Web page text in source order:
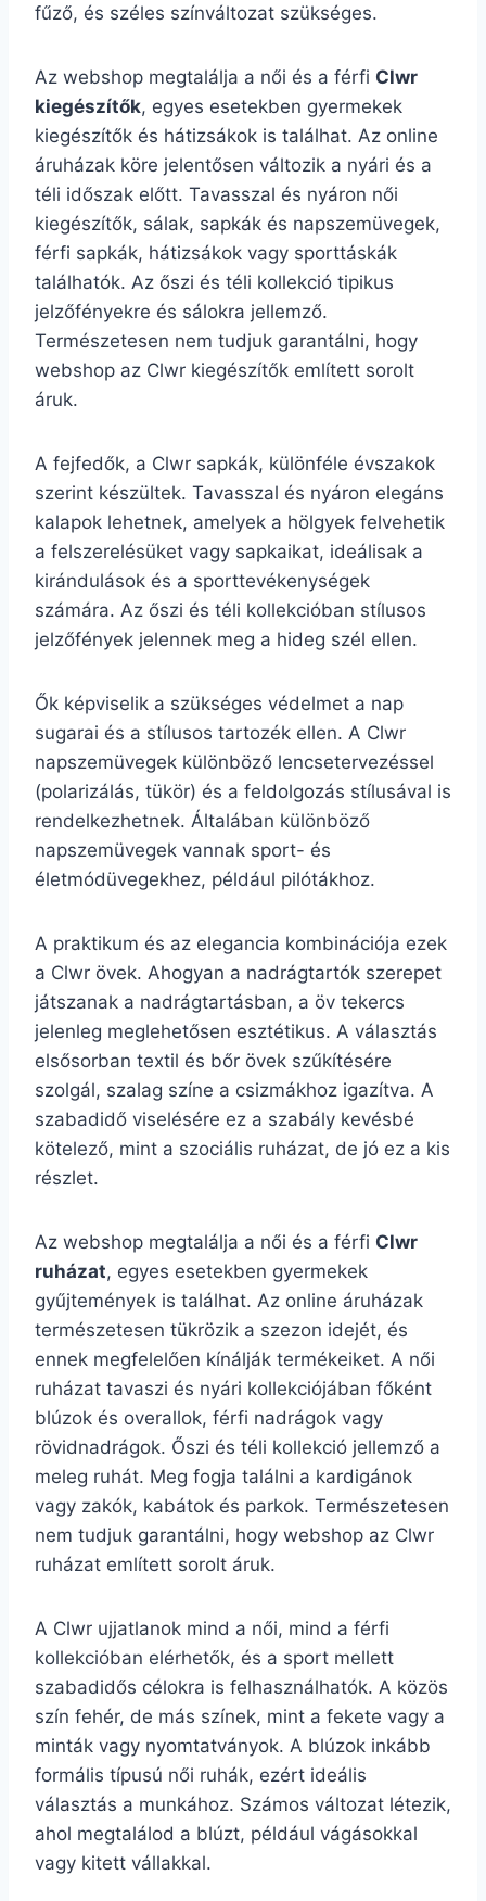
fűző, és széles színváltozat szükséges.
Az webshop megtalálja a női és a férfi Clwr
kiegészítők, egyes esetekben gyermekek
kiegészítők és hátizsákok is találhat. Az online
áruházak köre jelentősen változik a nyári és a
téli időszak előtt. Tavasszal és nyáron női
kiegészítők, sálak, sapkák és napszemüvegek,
férfi sapkák, hátizsákok vagy sporttáskák
találhatók. Az őszi és téli kollekció tipikus
jelzőfényekre és sálokra jellemző.
Természetesen nem tudjuk garantálni, hogy
webshop az Clwr kiegészítők említett sorolt
áruk.
A fejfedők, a Clwr sapkák, különféle évszakok
szerint készültek. Tavasszal és nyáron elegáns
kalapok lehetnek, amelyek a hölgyek felvehetik
a felszerelésüket vagy sapkaikat, ideálisak a
kirándulások és a sporttevékenységek
számára. Az őszi és téli kollekcióban stílusos
jelzőfények jelennek meg a hideg szél ellen.
Ők képviselik a szükséges védelmet a nap
sugarai és a stílusos tartozék ellen. A Clwr
napszemüvegek különböző lencsetervezéssel
(polarizálás, tükör) és a feldolgozás stílusával is
rendelkezhetnek. Általában különböző
napszemüvegek vannak sport- és
életmódüvegekhez, például pilótákhoz.
A praktikum és az elegancia kombinációja ezek
a Clwr övek. Ahogyan a nadrágtartók szerepet
játszanak a nadrágtartásban, a öv tekercs
jelenleg meglehetősen esztétikus. A választás
elsősorban textil és bőr övek szűkítésére
szolgál, szalag színe a csizmákhoz igazítva. A
szabadidő viselésére ez a szabály kevésbé
kötelező, mint a szociális ruházat, de jó ez a kis
részlet.
Az webshop megtalálja a női és a férfi Clwr
ruházat, egyes esetekben gyermekek
gyűjtemények is találhat. Az online áruházak
természetesen tükrözik a szezon idejét, és
ennek megfelelően kínálják termékeiket. A női
ruházat tavaszi és nyári kollekciójában főként
blúzok és overallok, férfi nadrágok vagy
rövidnadrágok. Őszi és téli kollekció jellemző a
meleg ruhát. Meg fogja találni a kardigánok
vagy zakók, kabátok és parkok. Természetesen
nem tudjuk garantálni, hogy webshop az Clwr
ruházat említett sorolt áruk.
A Clwr ujjatlanok mind a női, mind a férfi
kollekcióban elérhetők, és a sport mellett
szabadidős célokra is felhasználhatók. A közös
szín fehér, de más színek, mint a fekete vagy a
minták vagy nyomtatványok. A blúzok inkább
formális típusú női ruhák, ezért ideális
választás a munkához. Számos változat létezik,
ahol megtalálod a blúzt, például vágásokkal
vagy kitett vállakkal.